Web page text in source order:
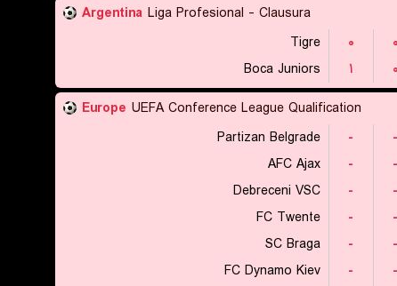
Argentina Liga Profesional - Clausura
Tigre
۰ ۰
Boca Juniors
۱ ۰
Europe UEFA Conference League Qualification
Partizan Belgrade
- -
AFC Ajax
- -
Debreceni VSC
- -
FC Twente
- -
SC Braga
- -
FC Dynamo Kiev
- -